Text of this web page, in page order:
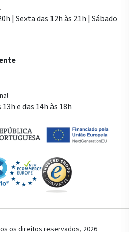
| Sexta das 12h às 21h | Sábado
e das 14h às 18h
os direitos reservados, 2026